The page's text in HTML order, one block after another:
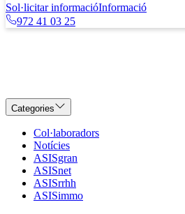
Sol·licitar informacióInformació
972 41 03 25
Categories
Col·laboradors
Notícies
ASISgran
ASISnet
ASISrrhh
ASISimmo